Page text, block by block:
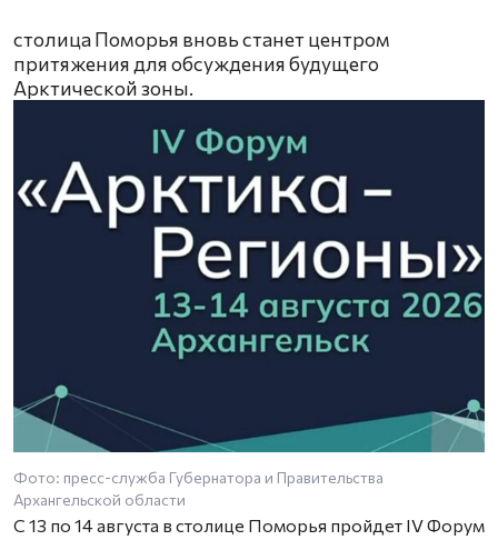
столица Поморья вновь станет центром
притяжения для обсуждения будущего
Арктической зоны.
Фото: пресс-служба Губернатора и Правительства
Архангельской области
С 13 по 14 августа в столице Поморья пройдет IV Форум